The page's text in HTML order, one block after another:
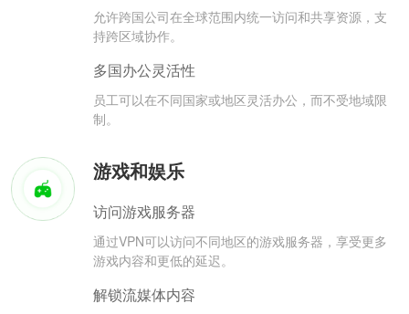
允许跨国公司在全球范围内统一访问和共享资源，支
持跨区域协作。
多国办公灵活性
员工可以在不同国家或地区灵活办公，而不受地域限
制。
游戏和娱乐
访问游戏服务器
通过VPN可以访问不同地区的游戏服务器，享受更多
游戏内容和更低的延迟。
解锁流媒体内容